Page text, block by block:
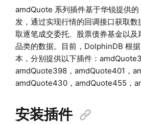
amdQuote 系列插件基于华锐提供
发，通过实现行情的回调接口获取
取逐笔成交委托、股票债券基金以及
品类的数据。目前，DolphinDB 根
本，分别提供以下插件：
amdQuote398，amdQuote401，
amdQuote430，amdQuote455，
安装插件